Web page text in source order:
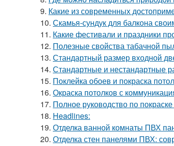
9. Какие из современных
10. Скамья-сундук для балкона
11. Какие фестивали и праздники
12. Полезные свойства табачной
13. Стандартный размер входной
14. Стандартные и нестандартные
15. Поклейка обоев и покраска
16. Окраска потолков с
17. Полное руководство по
18. Headlines:
19. Отделка ванной комнаты ПВХ
20. Отделка стен панелями ПВХ: